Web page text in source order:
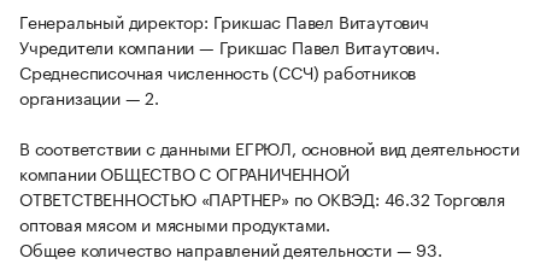
Генеральный директор: Грикшас Павел Витаутович
Учредители компании — Грикшас Павел Витаутович.
Среднесписочная численность (ССЧ) работников
организации — 2.
В соответствии с данными ЕГРЮЛ, основной вид деятельности
компании ОБЩЕСТВО С ОГРАНИЧЕННОЙ
ОТВЕТСТВЕННОСТЬЮ «ПАРТНЕР» по ОКВЭД: 46.32 Торговля
оптовая мясом и мясными продуктами.
Общее количество направлений деятельности — 93.